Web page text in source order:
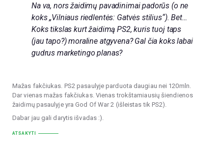
Na va, nors žaidimų pavadinimai padorūs (o ne
koks „Vilniaus riedlentės: Gatvės stilius“). Bet…
Koks tikslas kurt žaidimą PS2, kuris tuoj taps
(jau tapo?) moraline atgyvena? Gal čia koks labai
gudrus marketingo planas?
Mažas fakčiukas. PS2 pasaulyje parduota daugiau nei 120mln.
Dar vienas mažas fakčiukas. Vienas trokštamiausių šiendienos
žaidimų pasaulyje yra God Of War 2 (išleistas tik PS2).
Dabar jau gali darytis išvadas :).
ATSAKYTI